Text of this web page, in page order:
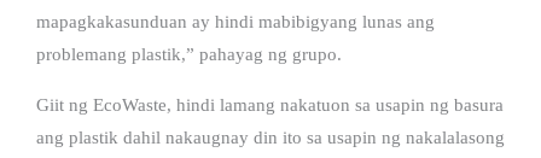
mapagkakasunduan ay hindi mabibigyang lunas ang
problemang plastik,” pahayag ng grupo.
Giit ng EcoWaste, hindi lamang nakatuon sa usapin ng basura
ang plastik dahil nakaugnay din ito sa usapin ng nakalalasong